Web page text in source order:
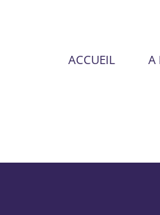
ACCUEIL A